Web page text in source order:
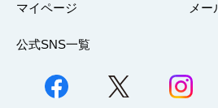
マイページ メー
公式SNS一覧